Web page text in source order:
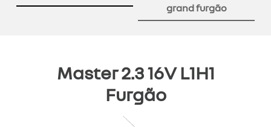
grand furgão
Master 2.3 16V L1H1
Furgão